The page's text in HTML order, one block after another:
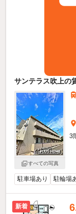
サンテラス吹上の
すべての写真
3
駐車場あり 駐輪場
新着